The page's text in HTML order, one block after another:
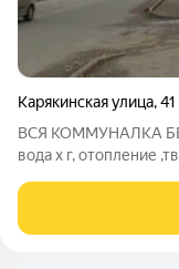
Карякинская улица,41
ВСЯ КОММУНАЛКА
вода х г, отопление